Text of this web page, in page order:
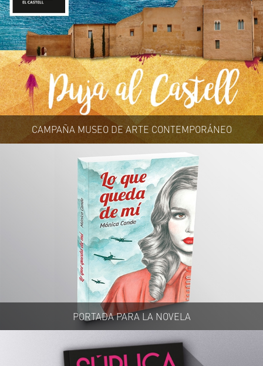
CAMPAÑA MUSEO DE ARTE CONTEMPORÁNEO
PORTADA PARA LA NOVELA